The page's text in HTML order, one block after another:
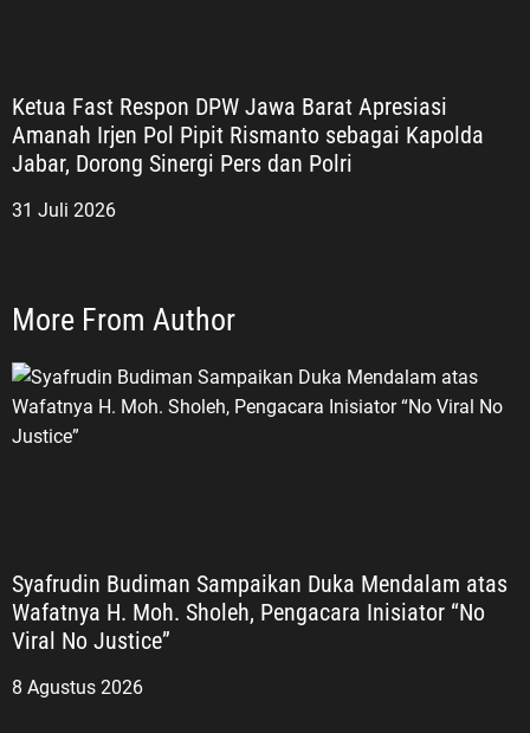
Ketua Fast Respon DPW Jawa Barat Apresiasi
Amanah Irjen Pol Pipit Rismanto sebagai Kapolda
Jabar, Dorong Sinergi Pers dan Polri
31 Juli 2026
More From Author
Syafrudin Budiman Sampaikan Duka Mendalam atas
Wafatnya H. Moh. Sholeh, Pengacara Inisiator “No
Viral No Justice”
8 Agustus 2026